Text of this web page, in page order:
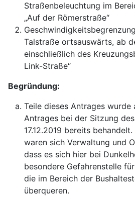
Straßenbeleuchtung im
„Auf der Römerstraße“
Talstraße ortsauswärts, ab
einschließlich des
Link-Straße“
Begründung:
Teile dieses Antrages wurde
Antrages bei der Sitzung
17.12.2019 bereits
waren sich Verwaltung und
dass es sich hier bei
besondere Gefahrenstelle
die im Bereich der
überqueren.